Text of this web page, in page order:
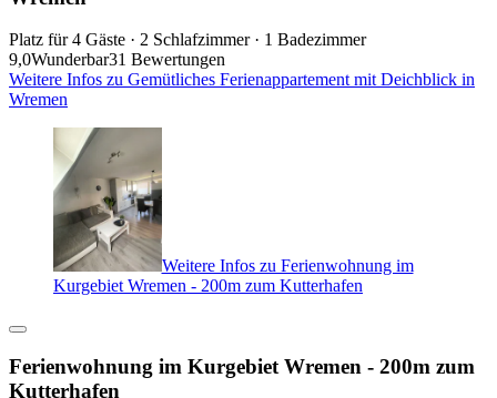
Platz für 4 Gäste · 2 Schlafzimmer · 1 Badezimmer
9,0Wunderbar31 Bewertungen
Weitere Infos zu Gemütliches Ferienappartement mit Deichblick in
Wremen
Weitere Infos zu Ferienwohnung im
Kurgebiet Wremen - 200m zum Kutterhafen
Ferienwohnung im Kurgebiet Wremen - 200m zum
Kutterhafen